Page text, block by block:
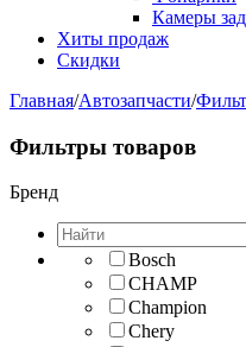
Камеры
Хиты продаж
Скидки
Главная/Автозапчасти/
Фильтры товаров
Бренд
Bosch
CHAMP
Champion
Chery